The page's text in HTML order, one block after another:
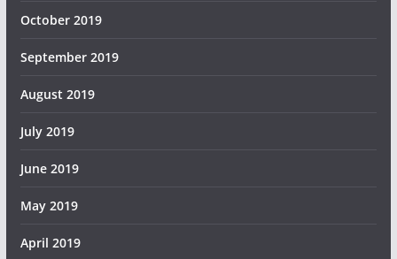
October 2019
September 2019
August 2019
July 2019
June 2019
May 2019
April 2019